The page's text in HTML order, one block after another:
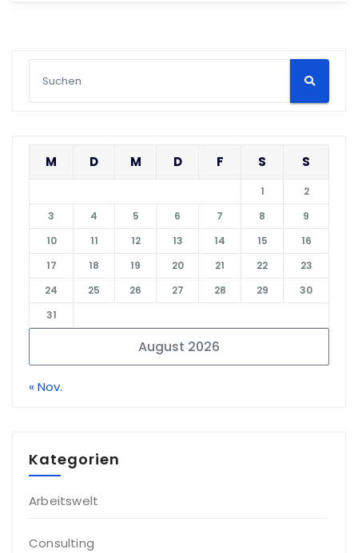
August 2026
M D M D F S S
1
2
3
4 5 6 7 8
9
10
11 12 13 14 15
16
17
18 19 20 21 22
23
24
25 26 27 28 29
30
31
« Nov.
Kategorien
Arbeitswelt
Consulting